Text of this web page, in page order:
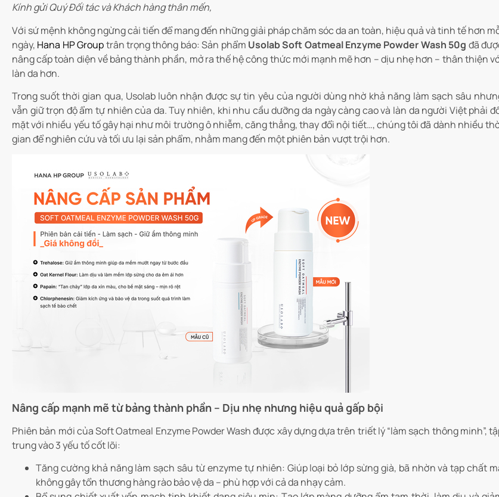
Kính gửi Quý Đối tác và Khách hàng thân mến,
Với sứ mệnh không ngừng cải tiến để mang đến những giải pháp chăm sóc da an toàn, hiệu quả và tinh tế hơn
ngày, Hana HP Grouptrân trọng thông báo: Sản phẩm Usolab Soft Oatmeal Enzyme Powder Wash 50g đã
nâng cấp toàn diện về bảng thành phần, mở ra thế hệ công thức mới mạnh mẽ hơn – dịu nhẹ hơn – thân thiện
làn da hơn.
Trong suốt thời gian qua, Usolab luôn nhận được sự tin yêu của người dùng nhờ khả năng làm sạch sâu
vẫn giữ trọn độ ẩm tự nhiên của da. Tuy nhiên, khi nhu cầu dưỡng da ngày càng cao và làn da người Việt phải
mặt với nhiều yếu tố gây hại như môi trường ô nhiễm, căng thẳng, thay đổi nội tiết…, chúng tôi đã dành nhiều
gian để nghiên cứu và tối ưu lại sản phẩm, nhằm mang đến một phiên bản vượt trội hơn.
Nâng cấp mạnh mẽ từ bảng thành phần – Dịu nhẹ nhưng hiệu quả gấp bội
Phiên bản mới của Soft Oatmeal Enzyme Powder Wash được xây dựng dựa trên triết lý “làm sạch thông minh”,
trung vào 3 yếu tố cốt lõi:
Tăng cường khả năng làm sạch sâu từ enzyme tự nhiên: Giúp loại bỏ lớp sừng già, bã nhờn và tạp chất
không gây tổn thương hàng rào bảo vệ da – phù hợp với cả da nhạy cảm.